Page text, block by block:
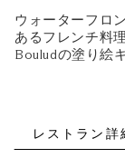
ウォーターフロ
あるフレンチ料
Bouludの塗り絵
レストラン詳